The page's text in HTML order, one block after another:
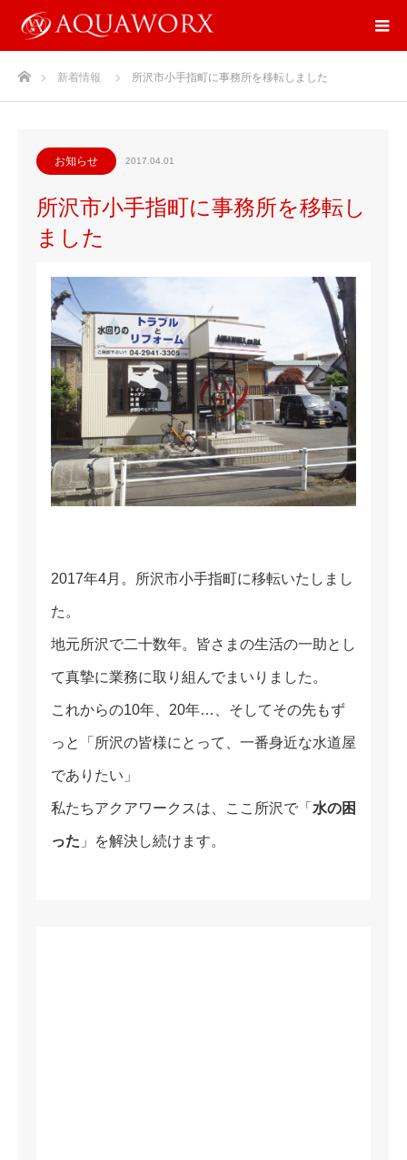
ホーム新着情報 所沢市小手指町に事務所を移転しました
お知らせ 2017.04.01
所沢市小手指町に事務所を移転し
ました
2017年4月。所沢市小手指町に移転いたしまし
た。
地元所沢で二十数年。皆さまの生活の一助とし
て真摯に業務に取り組んでまいりました。
これからの10年、20年…、そしてその先もず
っと「所沢の皆様にとって、一番身近な水道屋
でありたい」
私たちアクアワークスは、ここ所沢で「 水の困
った 」を解決し続けます。